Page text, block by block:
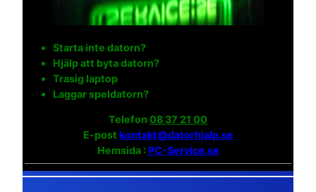
Starta inte datorn?
Hjälp att byta datorn?
Trasig laptop
Laggar speldatorn?
Telefon 08 37 21 00
E-post kontakt@datorhjalp.se
Hemsida :PC-Service.se